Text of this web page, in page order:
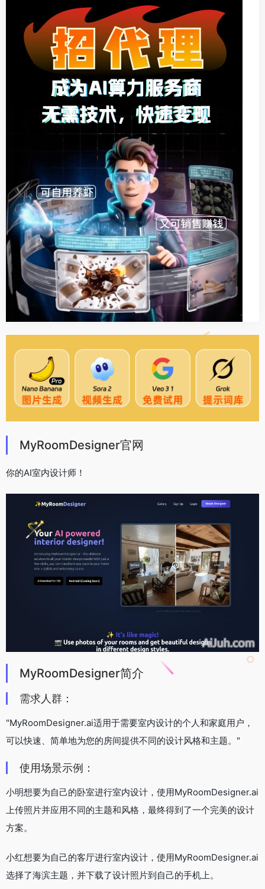
MyRoomDesigner官网
你的AI室内设计师！
MyRoomDesigner简介
需求人群：
"MyRoomDesigner.ai适用于需要室内设计的个人和家庭用户，
可以快速、简单地为您的房间提供不同的设计风格和主题。"
使用场景示例：
小明想要为自己的卧室进行室内设计，使用MyRoomDesigner.ai
上传照片并应用不同的主题和风格，最终得到了一个完美的设计
方案。
小红想要为自己的客厅进行室内设计，使用MyRoomDesigner.ai
选择了海滨主题，并下载了设计照片到自己的手机上。